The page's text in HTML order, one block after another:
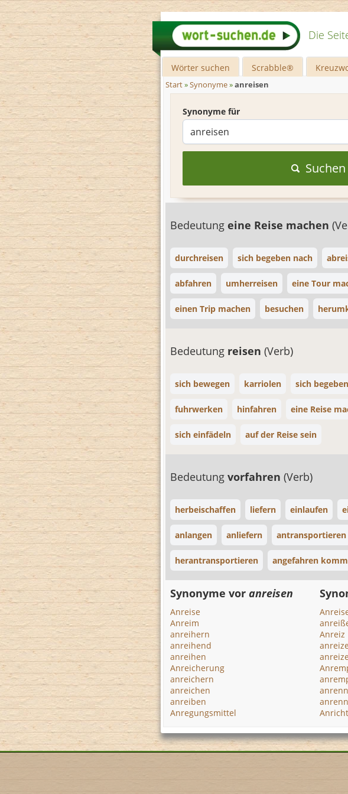
Die
Wörter suchen Scrabble®
Start»Synonyme»anreisen
Synonyme für
Suchen
Bedeutung eine Reise machen
durchreisen sich begeben nach
abfahren umherreisen eine Tour
einen Trip machen besuchen
Bedeutung reisen (Verb)
sich bewegen karriolen sich begeben
fuhrwerken hinfahren eine Reise
sich einfädeln auf der Reise sein
Bedeutung vorfahren (Verb)
herbeischaffen liefern einlaufen
anlangen anliefern antransportieren
herantransportieren angefahren
Synonyme vor anreisen
Anreise
Anreim
anreihern
anreihend
anreihen
Anreicherung
anreichern
anreichen
anreiben
Anregungsmittel
Anreiz